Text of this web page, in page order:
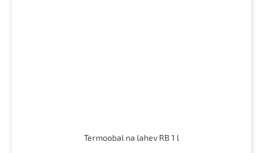
Termoobal na lahev RB 1 l